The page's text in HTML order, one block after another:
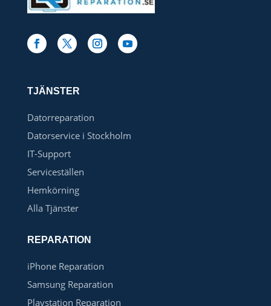
TJÄNSTER
Datorreparation
Datorservice i Stockholm
IT-Support
Serviceställen
Hemkörning
Alla Tjänster
REPARATION
iPhone Reparation
Samsung Reparation
Playstation Reparation